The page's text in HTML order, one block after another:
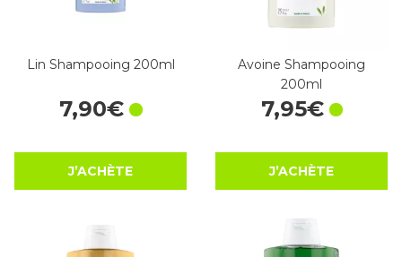
Lin Shampooing 200ml
7,90€
J’ACHÈTE
Avoine Shampooing
200ml
7,95€
J’ACHÈTE